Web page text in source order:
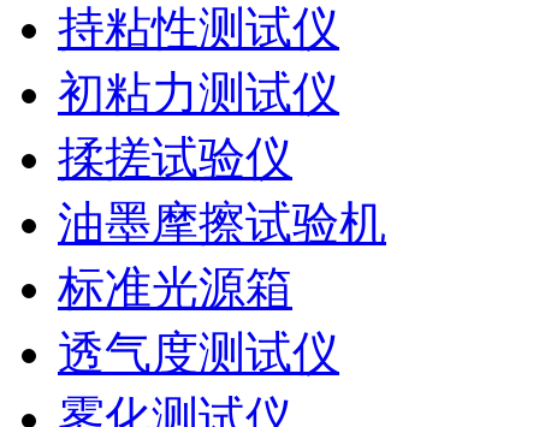
持粘性测试仪
初粘力测试仪
揉搓试验仪
油墨摩擦试验机
标准光源箱
透气度测试仪